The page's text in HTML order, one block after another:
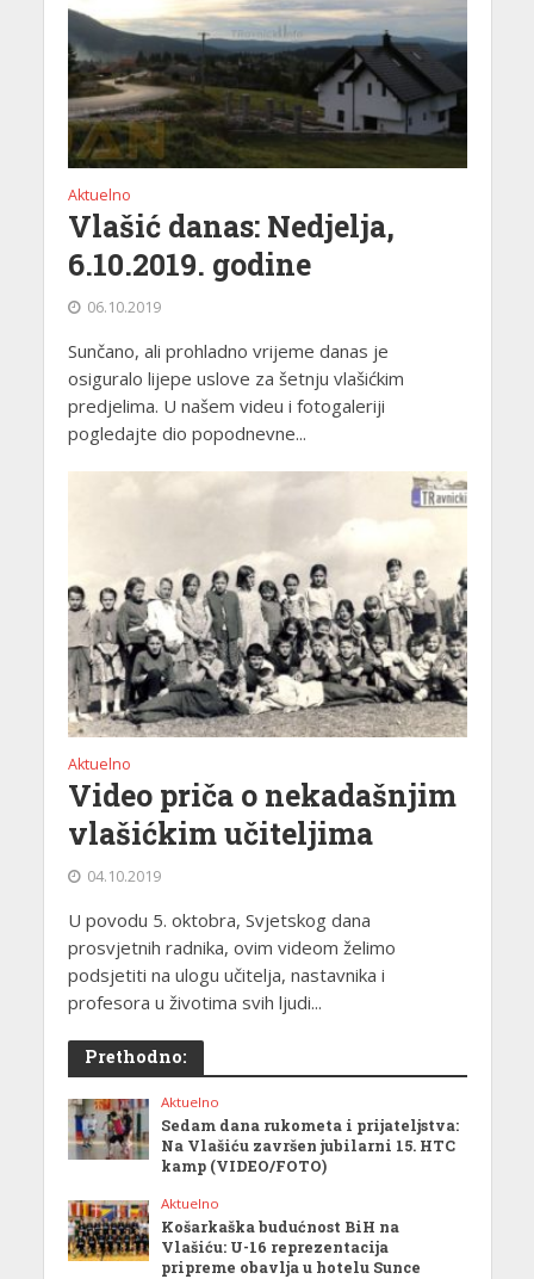
Aktuelno
Vlašić danas: Nedjelja,
6.10.2019. godine
06.10.2019
Sunčano, ali prohladno vrijeme danas je
osiguralo lijepe uslove za šetnju vlašićkim
predjelima. U našem videu i fotogaleriji
pogledajte dio popodnevne...
Aktuelno
Video priča o nekadašnjim
vlašićkim učiteljima
04.10.2019
U povodu 5. oktobra, Svjetskog dana
prosvjetnih radnika, ovim videom želimo
podsjetiti na ulogu učitelja, nastavnika i
profesora u životima svih ljudi...
Prethodno:
Aktuelno
Sedam dana rukometa i prijateljstva:
Na Vlašiću završen jubilarni 15. HTC
kamp (VIDEO/FOTO)
Aktuelno
Košarkaška budućnost BiH na
Vlašiću: U-16 reprezentacija
pripreme obavlja u hotelu Sunce